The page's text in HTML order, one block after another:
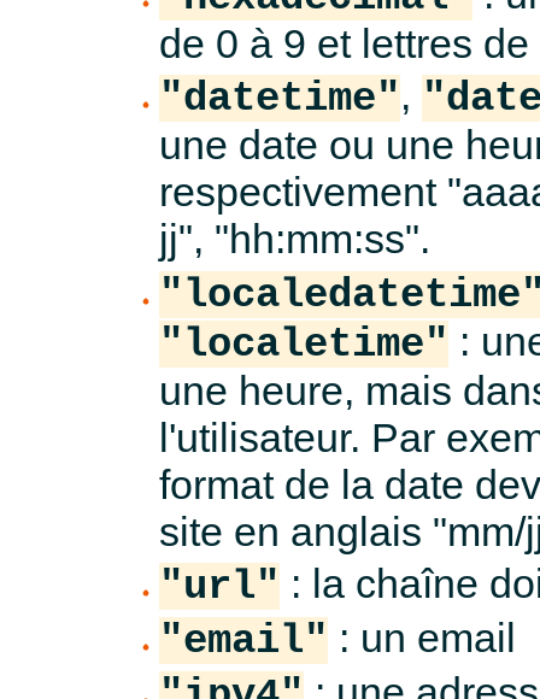
de 0 à 9 et lettres de
"datetime",
une date ou une
respectivement
jj", "hh:mm:ss".
"localetime" :
une heure, mais
l'utilisateur. Par
format de la date
site en anglais "mm/
"url" : la chaîne
"email" : un email